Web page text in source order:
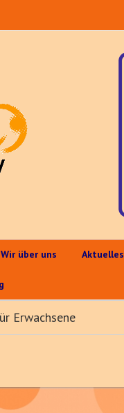
Wir über uns Aktuelles
Erwachsene